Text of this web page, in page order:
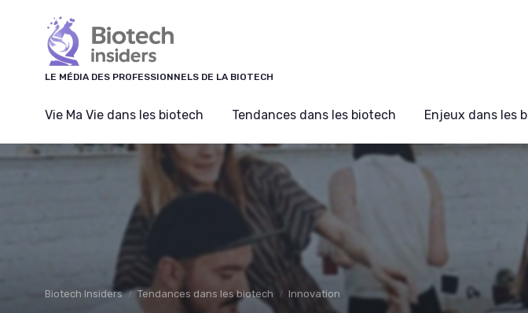
LE MÉDIA DES PROFESSIONNELS DE LA BIOTECH
Vie Ma Vie dans les biotech Tendances dans les biotech Enjeux dans les
Biotech Insiders Tendances dans les biotech Innovation